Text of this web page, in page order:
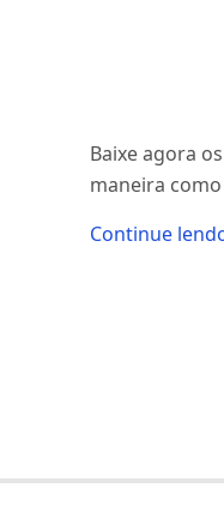
Baixe agora
maneira
Continue